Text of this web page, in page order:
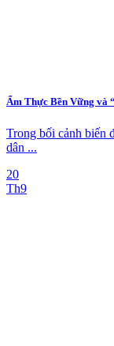
Ẩm Thực Bền Vững và
Trong bối cảnh biến
dân ...
20
Th9